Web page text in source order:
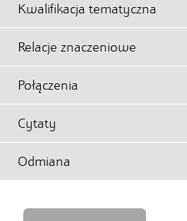
Kwalifikacja tematyczna
Relacje znaczeniowe
Połączenia
Cytaty
Odmiana